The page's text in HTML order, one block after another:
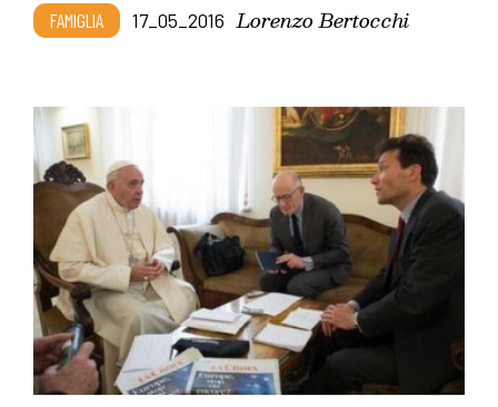
FAMIGLIA 17_05_2016 Lorenzo Bertocchi